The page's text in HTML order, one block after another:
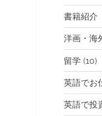
書籍紹介
洋画・海
留学 (10)
英語でお
英語で投